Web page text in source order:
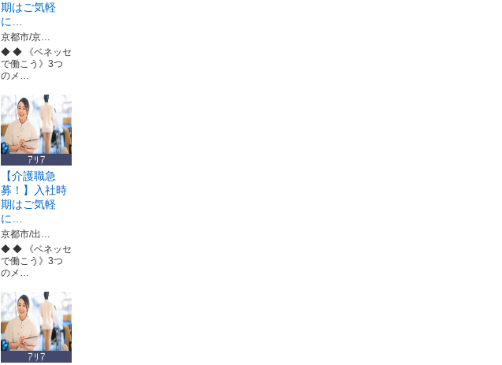
期はご気軽
に…
京都市/京…
◆ ◆ 《ベネッセ
で働こう》3つ
のメ…
【介護職急
募！】入社時
期はご気軽
に…
京都市/出…
◆ ◆ 《ベネッセ
で働こう》3つ
のメ…